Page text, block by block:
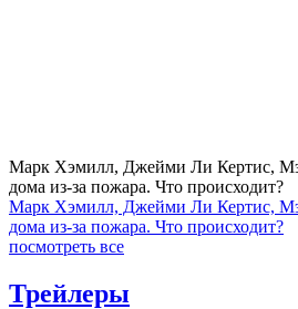
Марк Хэмилл, Джейми Ли Кертис,
дома из-за пожара. Что происходит?
Марк Хэмилл, Джейми Ли Кертис,
дома из-за пожара. Что происходит?
посмотреть все
Трейлеры